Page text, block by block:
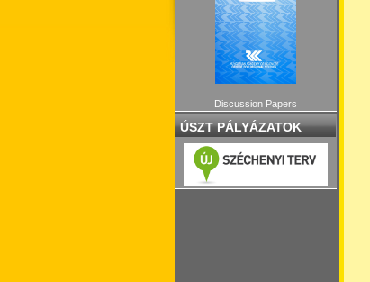
Discussion Papers
ÚSZT PÁLYÁZATOK